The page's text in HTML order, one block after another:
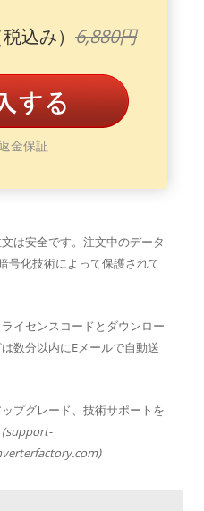
税込み） 6,880円
金保証
は安全です。注文中のデータ
号化技術によって保護されて
イセンスコードとダウンロー
数分以内にEメールで自動送
プグレード、技術サポートを
(support-